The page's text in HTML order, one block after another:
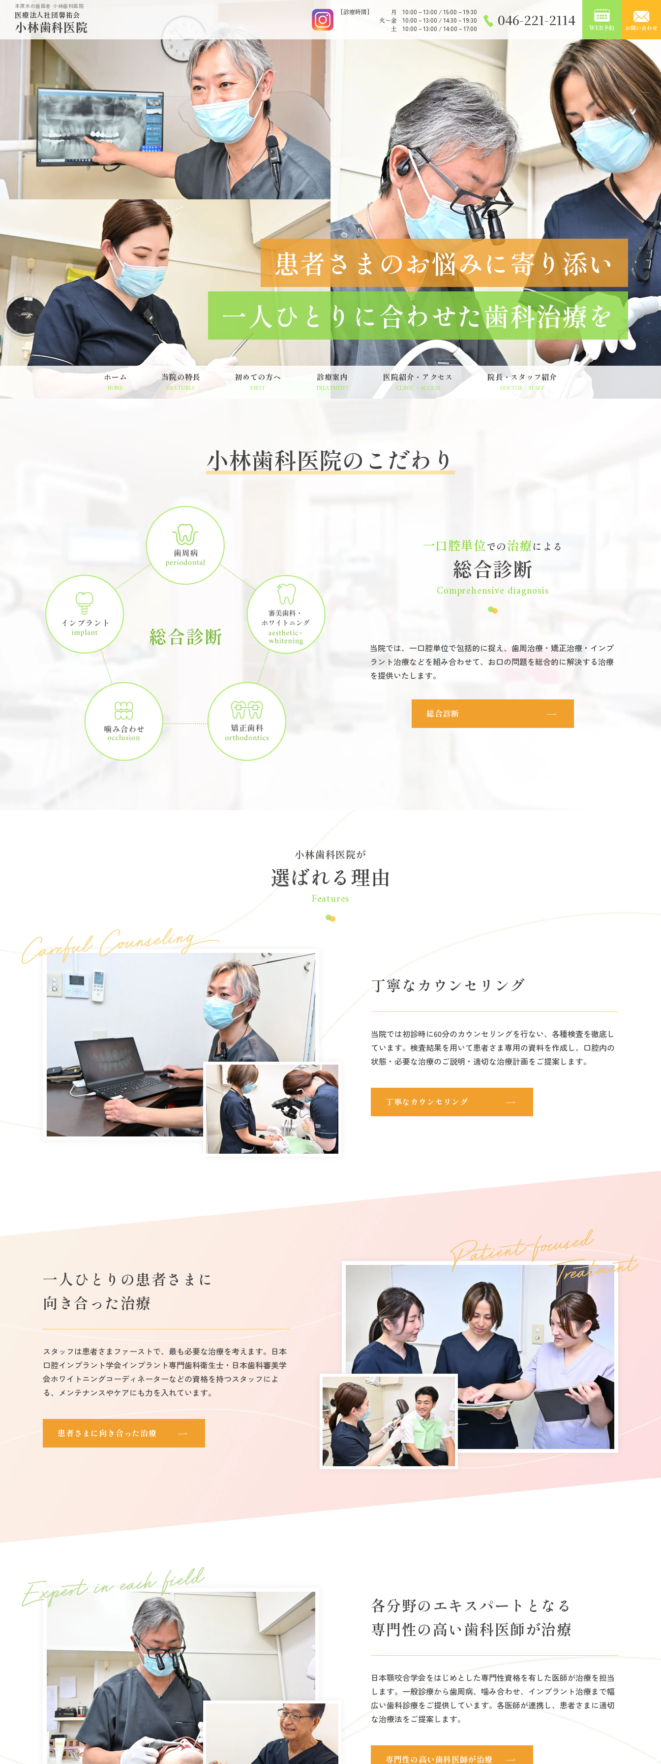
本厚木の歯医者 小林歯科医院
医療法人社団馨祐会
小林歯科医院
[診療時間] 月
10:00 – 13:00 / 15:00 – 19:30
火～金
10:00 – 13:00 / 14:30 – 19:30
土
10:00 – 13:00 / 14:00 – 17:00 046-221-2114 WEB予約 お問い合わせ
当院の特長
FEATURES
初めての方へ
FIRST
一般診療 歯周病 メンテナンス・予防 審美歯科 ホワイトニング
矯正歯科 インプラント 義歯・入れ歯 口腔外科
医院紹介・アクセス
DOCTOR・STAFF
患者さまのお悩みに寄り添い
一人ひとりに合わせた歯科治療を
ホーム
HOME
当院の特長
FEATURES
初めての方へ
FIRST
診療案内
TREATMENT
矯正歯科
医院紹介・アクセス
CLINIC・ACCESS
院長・スタッフ紹介
DOCTOR・STAFF
小林歯科医院のこだわり
一口腔単位での治療による
総合診断
Comprehensive diagnosis
当院では、一口腔単位で包括的に捉え、歯周治療・矯正治療・インプ
ラント治療などを組み合わせて、お口の問題を総合的に解決する治療
を提供いたします。
総合診断
小林歯科医院が
選ばれる理由
Features
丁寧なカウンセリング
当院では初診時に60分のカウンセリングを行ない、各種検査を徹底し
ています。検査結果を用いて患者さま専用の資料を作成し、口腔内の
状態・必要な治療のご説明・適切な治療計画をご提案します。
丁寧なカウンセリング
一人ひとりの患者さまに
向き合った治療
スタッフは患者さまファーストで、最も必要な治療を考えます。日本
口腔インプラント学会インプラント専門歯科衛生士・日本歯科審美学
会ホワイトニングコーディネーターなどの資格を持つスタッフによ
る、メンテナンスやケアにも力を入れています。
患者さまに向き合った治療
各分野のエキスパートとなる
専門性の高い歯科医師が治療
日本顎咬合学会をはじめとした専門性資格を有した医師が治療を担当
します。一般診療から歯周病、噛み合わせ、インプラント治療まで幅
広い歯科診療をご提供しています。各医師が連携し、患者さまに適切
な治療法をご提案します。
専門性の高い歯科医師が治療